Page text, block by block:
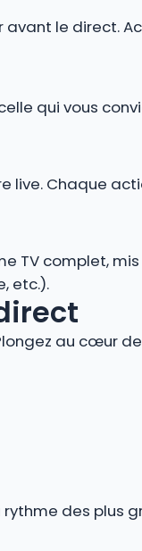
le direct.
qui vous
live. Chaque
TV complet,
etc.).
au cœur de
des plus